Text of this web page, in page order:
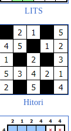
LITS
Hitori